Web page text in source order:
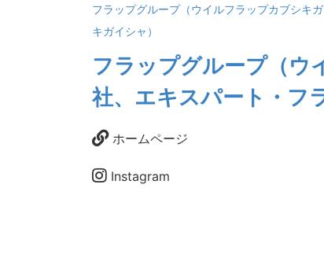
フラップグループ（ウイルフラップカブシキ
キガイシャ）
フラップグループ（ウ
社、エキスパート・フ
ホームページ
Instagram